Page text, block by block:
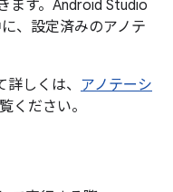
ます。Android Studio
、設定済みのアノテ
しくは、 アノテーシ
ください。